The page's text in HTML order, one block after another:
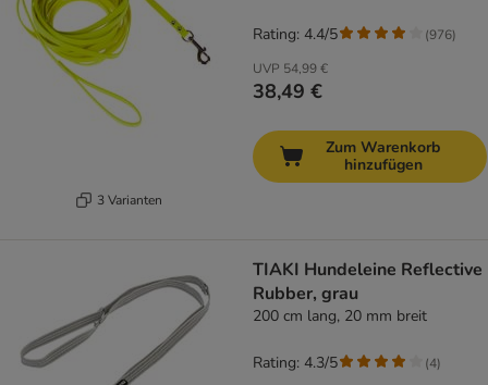
3 Varianten
UVP 54,99 €
38,49 €
Rating: 4.4/5 (976)
Zum Warenkorb
hinzufügen
TIAKI Hundeleine Reflective
Rubber, grau
200 cm lang, 20 mm breit
Rating: 4.3/5 (4)